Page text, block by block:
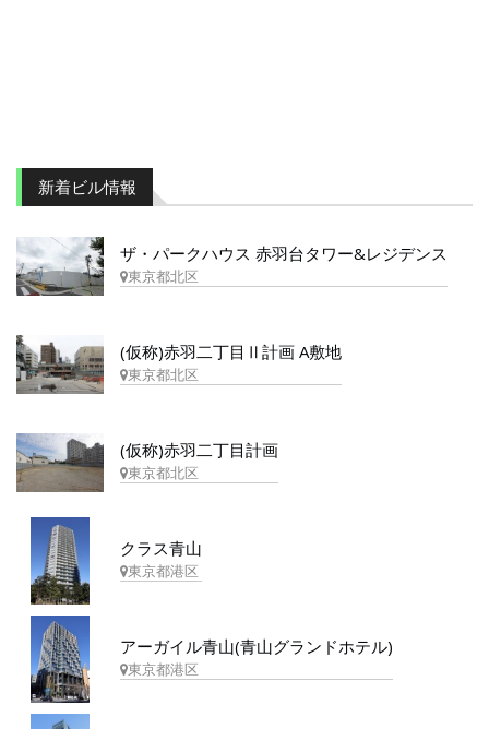
新着ビル情報
ザ・パークハウス 赤羽台タワー&レジデンス
東京都北区
(仮称)赤羽二丁目Ⅱ計画 A敷地
東京都北区
(仮称)赤羽二丁目計画
東京都北区
クラス青山
東京都港区
アーガイル青山(青山グランドホテル)
東京都港区